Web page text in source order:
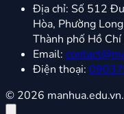
Địa chỉ: Số 512
Hòa, Phường
Thành phố Hồ
Email:
Điện thoại:
© 2026